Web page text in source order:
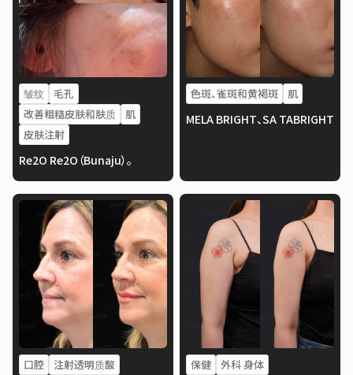
皱纹
毛孔
改善粗糙皮肤和肤质
肌
皮肤注射
Re2O Re2O（Bunaju）。
色斑、雀斑和黄褐斑 肌
MELA BRIGHT、SA TABRIGHT
口腔 注射透明质酸 保健 外科 身体